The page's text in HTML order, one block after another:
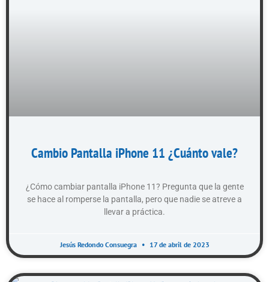
Cambio Pantalla iPhone 11 ¿Cuánto vale?
¿Cómo cambiar pantalla iPhone 11? Pregunta que la gente
se hace al romperse la pantalla, pero que nadie se atreve a
llevar a práctica.
Jesús Redondo Consuegra 17 de abril de 2023